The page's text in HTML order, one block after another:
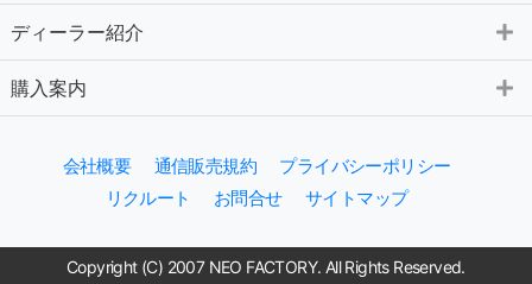
ディーラー紹介
購入案内
会社概要 通信販売規約
プライバシーポリシー
リクルート
お問合せ サイトマップ
Copyright (C) 2007 NEO FACTORY. All Rights Reserved.